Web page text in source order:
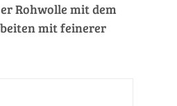
Rohwolle mit dem
mit feinerer